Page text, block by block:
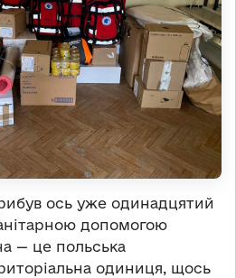
ось уже одинадцятий
допомогою
— це польська
одиниця, щось